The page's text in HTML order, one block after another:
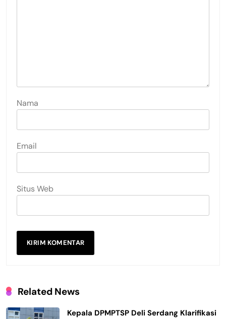
Nama
Email
Situs Web
Related News
Kepala DPMPTSP Deli Serdang Klarifikasi